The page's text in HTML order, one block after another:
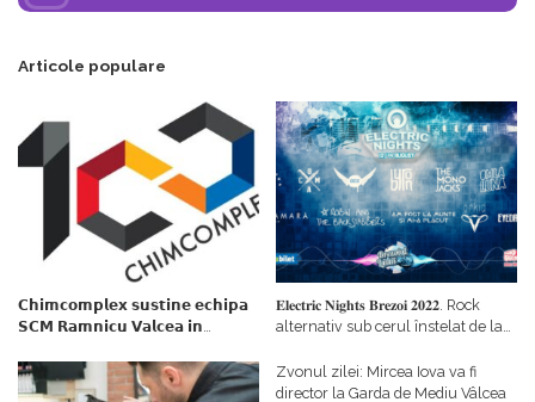
Articole populare
𝗖𝗵𝗶𝗺𝗰𝗼𝗺𝗽𝗹𝗲𝘅 𝘀𝘂𝘀𝘁𝗶𝗻𝗲 𝗲𝗰𝗵𝗶𝗽𝗮
𝗦𝗖𝗠 𝗥𝗮𝗺𝗻𝗶𝗰𝘂 𝗩𝗮𝗹𝗰𝗲𝗮 𝗶𝗻
𝗳𝗶𝗻𝗮𝗻𝘁𝗮𝘁𝗼𝗿
𝐄𝐥𝐞𝐜𝐭𝐫𝐢𝐜 𝐍𝐢𝐠𝐡𝐭𝐬 𝐁𝐫𝐞𝐳𝐨𝐢 𝟐𝟎𝟐𝟐. Rock
alternativ sub cerul înstelat de la
Zvonul zilei: Mircea Iova va fi
director la Garda de Mediu Vâlcea